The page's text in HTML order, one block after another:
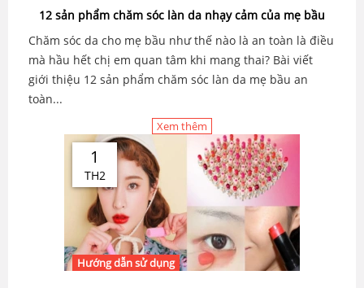
12 sản phẩm chăm sóc làn da nhạy cảm của mẹ bầu
Chăm sóc da cho mẹ bầu như thế nào là an toàn là điều
mà hầu hết chị em quan tâm khi mang thai? Bài viết
giới thiệu 12 sản phẩm chăm sóc làn da mẹ bầu an
toàn...
Xem thêm
1
TH2
Hướng dẫn sử dụng